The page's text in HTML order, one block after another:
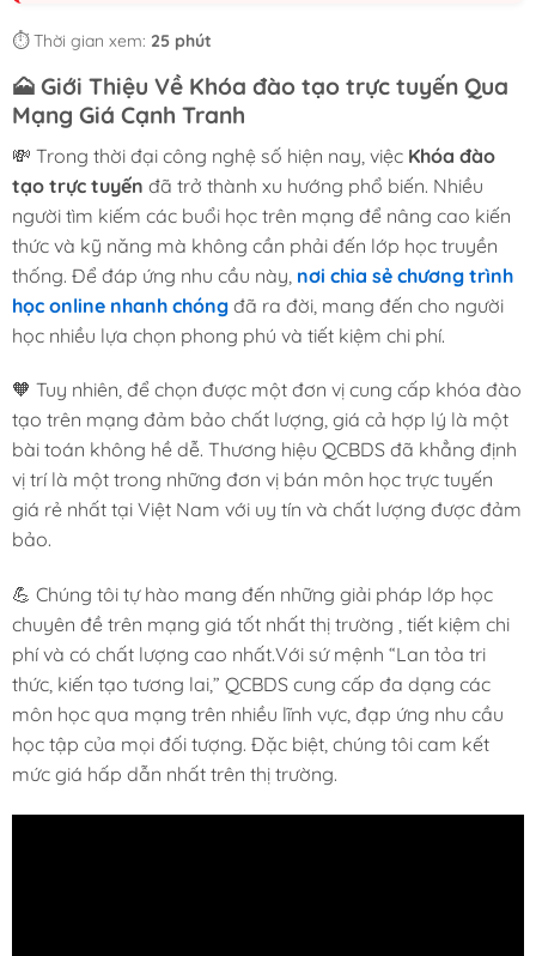
⏱️ Thời gian xem: 25 phút
🗻 Giới Thiệu Về Khóa đào tạo trực tuyến Qua
Mạng Giá Cạnh Tranh
💸 Trong thời đại công nghệ số hiện nay, việc Khóa đào
tạo trực tuyến đã trở thành xu hướng phổ biến. Nhiều
người tìm kiếm các buổi học trên mạng để nâng cao kiến
thức và kỹ năng mà không cần phải đến lớp học truyền
thống. Để đáp ứng nhu cầu này, nơi chia sẻ chương trình
học online nhanh chóng đã ra đời, mang đến cho người
học nhiều lựa chọn phong phú và tiết kiệm chi phí.
🧡 Tuy nhiên, để chọn được một đơn vị cung cấp khóa đào
tạo trên mạng đảm bảo chất lượng, giá cả hợp lý là một
bài toán không hề dễ. Thương hiệu QCBDS đã khẳng định
vị trí là một trong những đơn vị bán môn học trực tuyến
giá rẻ nhất tại Việt Nam với uy tín và chất lượng được đảm
bảo.
💪 Chúng tôi tự hào mang đến những giải pháp lớp học
chuyên đề trên mạng giá tốt nhất thị trường , tiết kiệm chi
phí và có chất lượng cao nhất.Với sứ mệnh “Lan tỏa tri
thức, kiến tạo tương lai,” QCBDS cung cấp đa dạng các
môn học qua mạng trên nhiều lĩnh vực, đạp ứng nhu cầu
học tập của mọi đối tượng. Đặc biệt, chúng tôi cam kết
mức giá hấp dẫn nhất trên thị trường.